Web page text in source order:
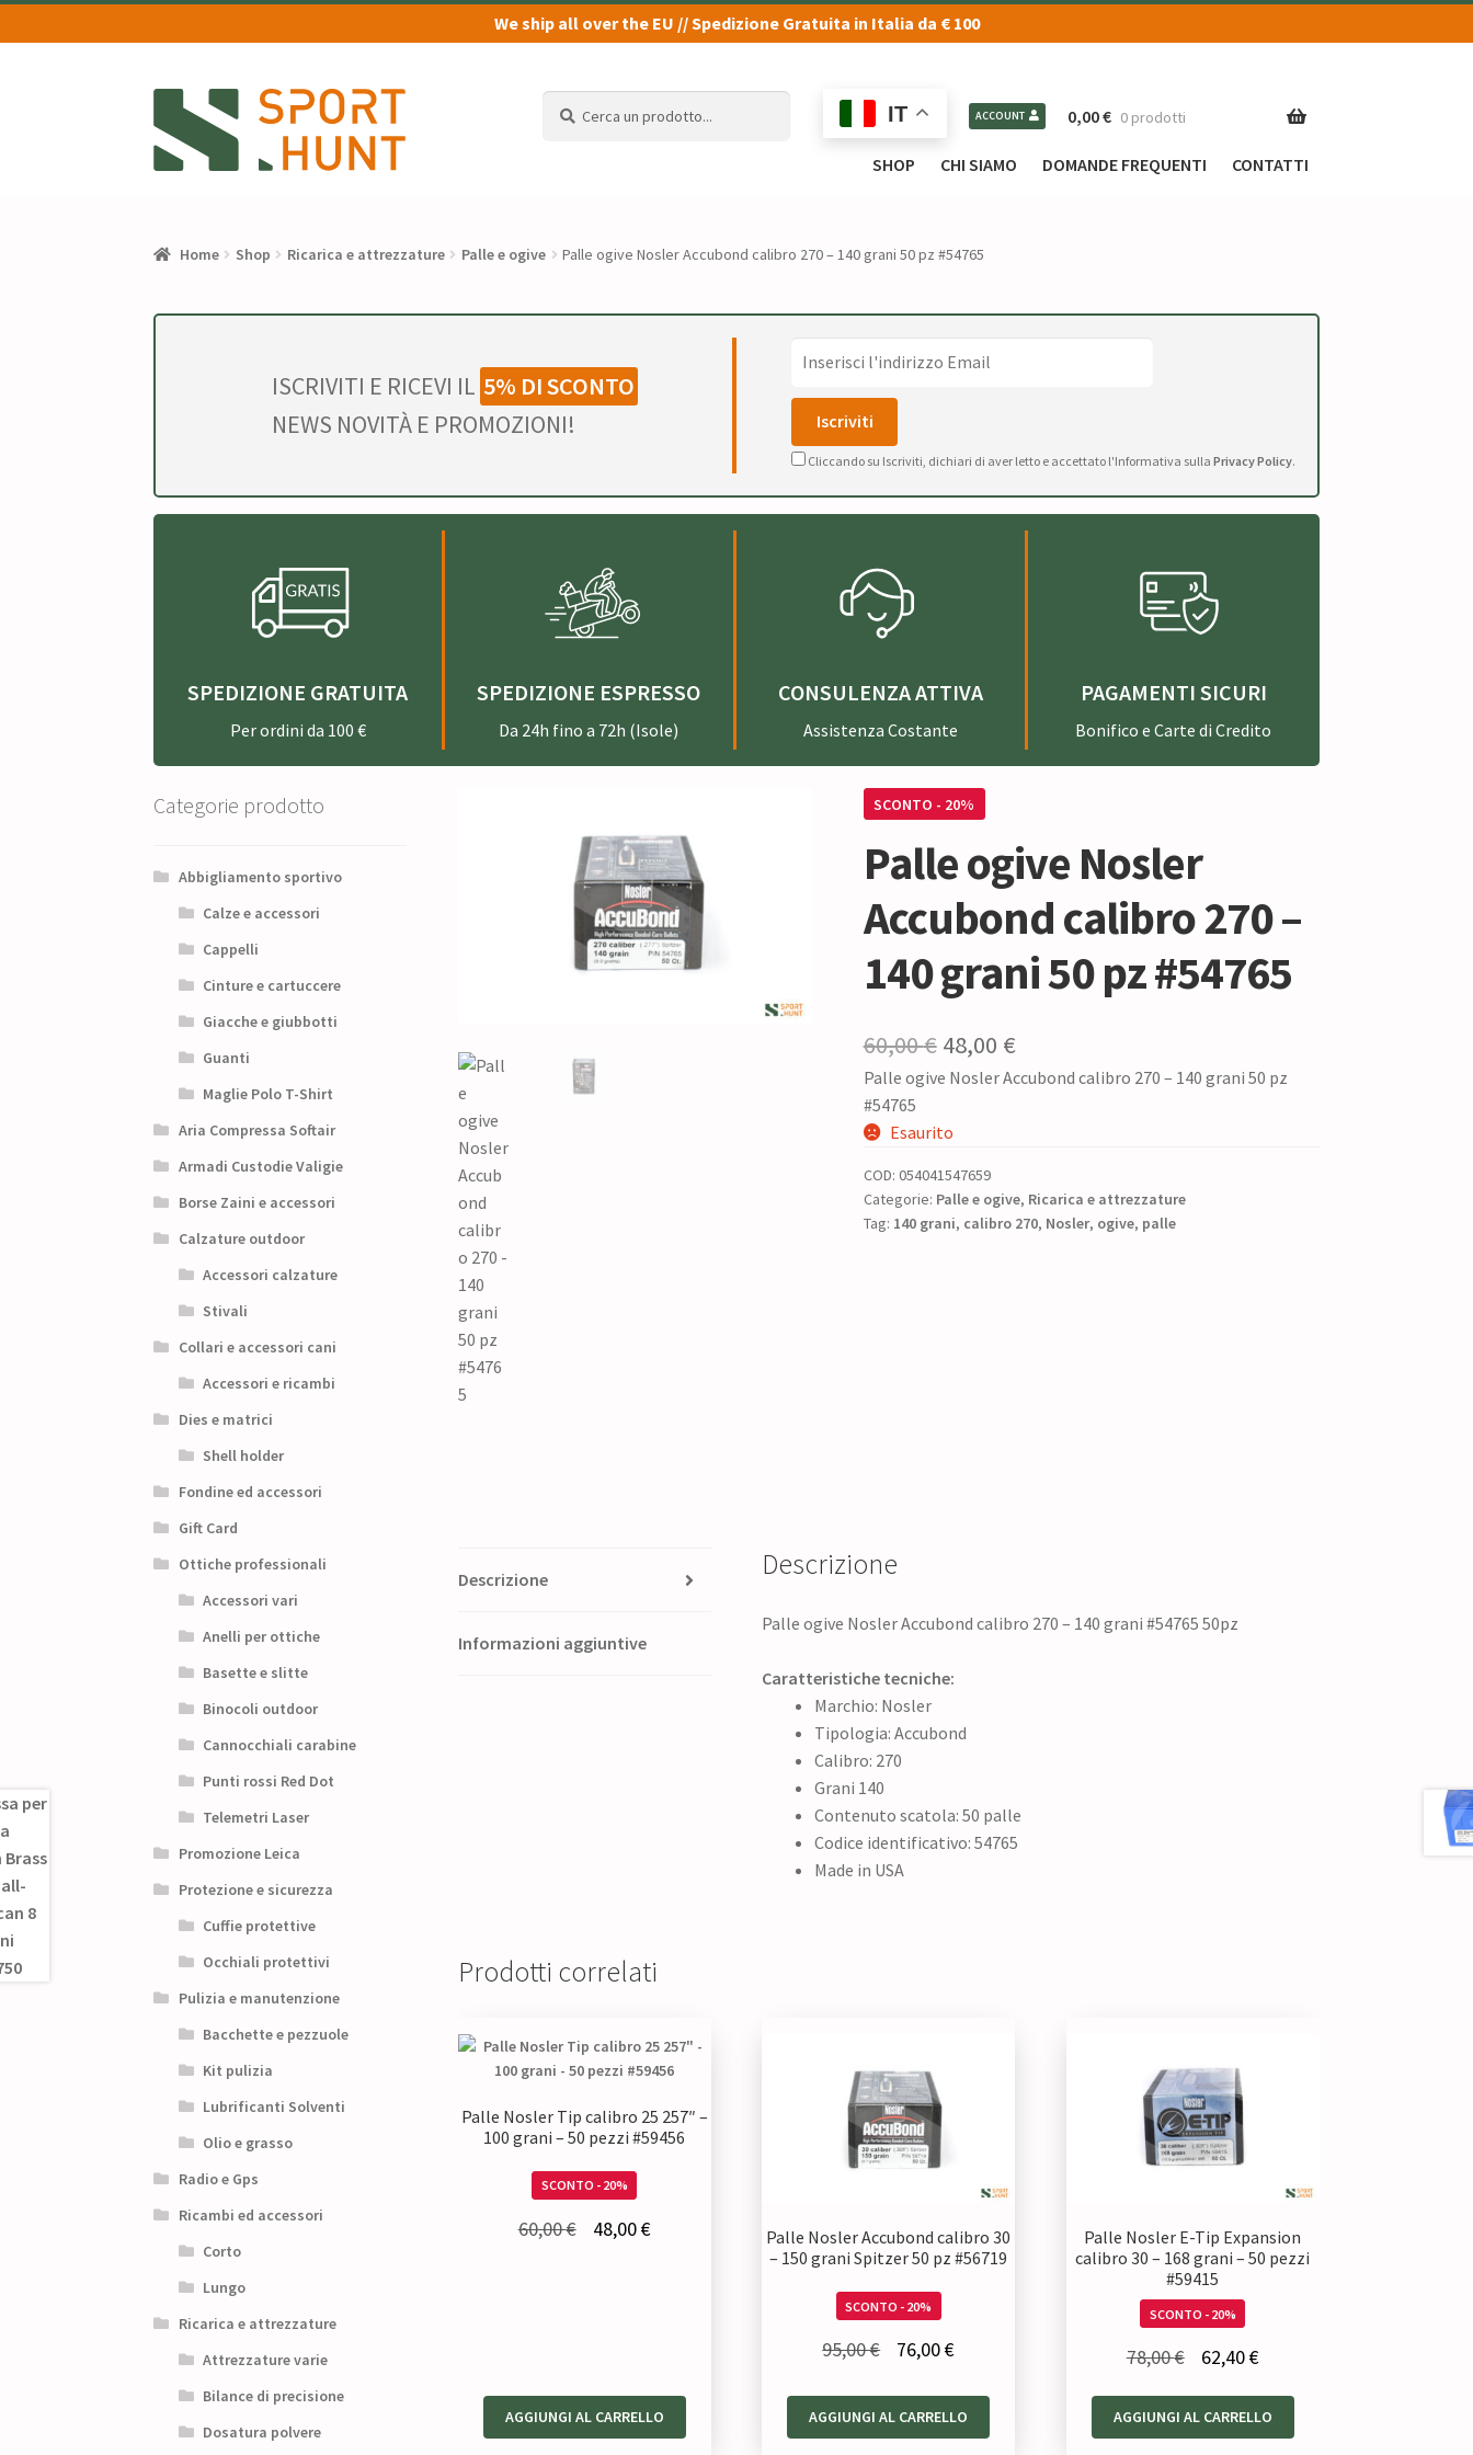
We ship all over the EU // Spedizione Gratuita in Italia da € 100
alla
navigazione
al
contenuto
IT ACCOUNT 0,00€ 0 prodotti
SHOP CHI SIAMO DOMANDE FREQUENTI CONTATTI
Home Shop Ricarica e attrezzature Palle e ogive Palle ogive Nosler Accubond calibro 270 – 140 grani 50 pz #54765
ISCRIVITI E RICEVI IL 5% DI SCONTO
NEWS NOVITÀ E PROMOZIONI!
Cliccando su Iscriviti, dichiari di aver letto e accettato l'Informativa sulla Privacy Policy.
SPEDIZIONE GRATUITA
Per ordini da 100 €
SPEDIZIONE ESPRESSO
Da 24h fino a 72h (Isole)
CONSULENZA ATTIVA
Assistenza Costante
PAGAMENTI SICURI
Bonifico e Carte di Credito
SCONTO - 20%
Palle ogive Nosler
Accubond calibro 270 –
140 grani 50 pz #54765
60,00€ Il
prezzo
originale
60,00 €.
48,00 €Il
prezzo
48,00 €.
Palle ogive Nosler Accubond calibro 270 – 140 grani 50 pz
#54765
Esaurito
COD: 054041547659
Categorie: Palle e ogive, Ricarica e attrezzature
Tag: 140 grani, calibro 270, Nosler, ogive, palle
Descrizione
Informazioni aggiuntive
Descrizione
Palle ogive Nosler Accubond calibro 270 – 140 grani #54765 50pz
Caratteristiche tecniche:
Marchio: Nosler
Tipologia: Accubond
Calibro: 270
Grani 140
Contenuto scatola: 50 palle
Codice identificativo: 54765
Made in USA
Prodotti correlati
Palle Nosler Tip calibro 25 257″ –
100 grani – 50 pezzi #59456
SCONTO - 20%
60,00€ 48,00€Il
AGGIUNGI AL CARRELLO
Palle Nosler Accubond calibro 30
– 150 grani Spitzer 50 pz #56719
SCONTO - 20%
95,00€
originale
era:
76,00€Il
attuale
è:
AGGIUNGI AL CARRELLO
Palle Nosler E-Tip Expansion
calibro 30 – 168 grani – 50 pezzi
#59415
SCONTO - 20%
78,00€
originale
62,40€Il
attuale
AGGIUNGI AL CARRELLO
Categorie prodotto
Abbigliamento sportivo
Calze e accessori
Cappelli
Cinture e cartuccere
Giacche e giubbotti
Guanti
Maglie Polo T-Shirt
Aria Compressa Softair
Armadi Custodie Valigie
Borse Zaini e accessori
Calzature outdoor
Accessori calzature
Stivali
Collari e accessori cani
Accessori e ricambi
Dies e matrici
Shell holder
Fondine ed accessori
Gift Card
Ottiche professionali
Accessori vari
Anelli per ottiche
Basette e slitte
Binocoli outdoor
Cannocchiali carabine
Punti rossi Red Dot
Telemetri Laser
Promozione Leica
Protezione e sicurezza
Cuffie protettive
Occhiali protettivi
Pulizia e manutenzione
Bacchette e pezzuole
Kit pulizia
Lubrificanti Solventi
Olio e grasso
Radio e Gps
Ricambi ed accessori
Corto
Lungo
Ricarica e attrezzature
Attrezzature varie
Bilance di precisione
Dosatura polvere